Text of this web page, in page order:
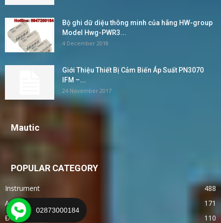
Bộ ghi dữ diệu thông minh của hãng HW-group
Model Hwg-PWR3...
4 December 2018
Giới Thiệu Thiết Bị Cảm Biến Áp Suất PN3070
IFM –...
24 November 2017
Mautic
POPULAR CATEGORY
Instrument
488
APLISENS
171
ĐO LỰC - MOMEN
110
02873000184